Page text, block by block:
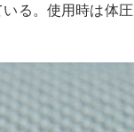
る。使用時は体